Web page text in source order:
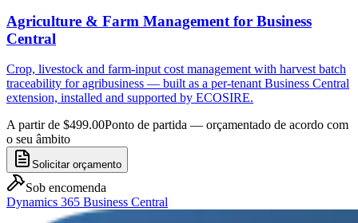
Agriculture & Farm Management for Business
Central
Crop, livestock and farm-input cost management with harvest batch
traceability for agribusiness — built as a per-tenant Business Central
extension, installed and supported by ECOSIRE.
A partir de $499.00Ponto de partida — orçamentado de acordo com
o seu âmbito
Solicitar orçamento
Sob encomenda
Dynamics 365 Business Central